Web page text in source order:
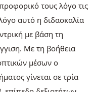
τους λόγο τις
αυτό η διδασκαλία
με βάση τη
Με τη βοήθεια
μέσων ο
γίνεται σε τρία